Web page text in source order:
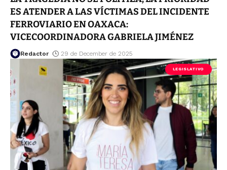
ES ATENDER A LAS VÍCTIMAS DEL INCIDENTE
FERROVIARIO EN OAXACA:
VICECOORDINADORA GABRIELA JIMÉNEZ
Redactor 29 de December de 2025
LEGISLATIVO